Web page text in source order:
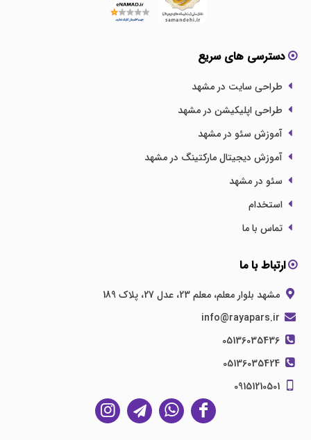
دسترسی های سریع
طراحی سایت در مشهد
طراحی اپلیکیشن در مشهد
آموزش سئو در مشهد
آموزش دیجیتال مارکتینگ در مشهد
سئو در مشهد
استخدام
تماس با ما
ارتباط با ما
مشهد بلوار معلم، معلم 23، عدل 27، پلاک 189
05136035436
05136035424
09151210501